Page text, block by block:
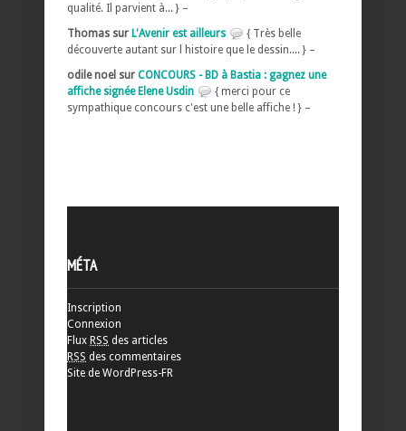
qualité. Il parvient à... } –
Thomas sur L'Avenir est ailleurs
{ Très belle
découverte autant sur l histoire que le dessin.... } –
odile noel sur CONCOURS - BD à Bastia : gagnez une
affiche signée Elene Usdin
{ merci pour ce
sympathique concours c'est une belle affiche ! } –
MÉTA
Inscription
Connexion
Flux RSS des articles
RSS des commentaires
Site de WordPress-FR